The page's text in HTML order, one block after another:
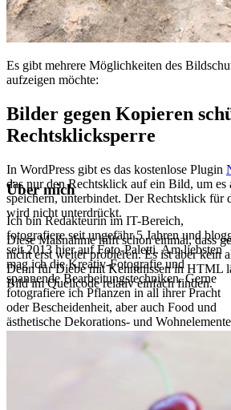
Es gibt mehrere Möglichkeiten des
aufzeigen möchte:
Bilder gegen Kopieren
Rechtsklicksperre
In WordPress gibt es das kostenlose Plugin
das nur den Rechtsklick auf ein Bild, um es
speichern, unterbindet. Der Rechtsklick für
wird nicht unterdrückt.
Diese Maßnahme hilft schon einmal, dass
nicht erst weiter probieren. Es ist aber kein
Denn für Diebe mit Kenntnissen in HTML
Bild im Quellcode relativ einfach finden.
NICE TO HAVE
Über mich
Ich bin Redakteurin im IT-Bereich,
fotografiere seit ungefähr 5 Jahren und
seit 2013 hier auf Foto-Paletti. Am liebsten
mag ich die Kreativ-Fotografie und
spannende Bearbeitungstechniken. Gerne
fotografiere ich Pflanzen in all ihrer Pracht
oder Bescheidenheit, aber auch Food und
ästhetische Dekorations- und
ein paar Jahren mit Bildern in Agenturen